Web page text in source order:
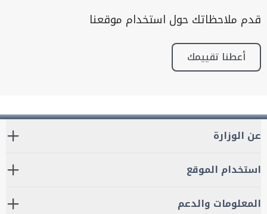
قدم ملاحظاتك حول استخدام موقعنا
أعطنا تقييمك
عن الوزارة
استخدام الموقع
المعلومات والدعم